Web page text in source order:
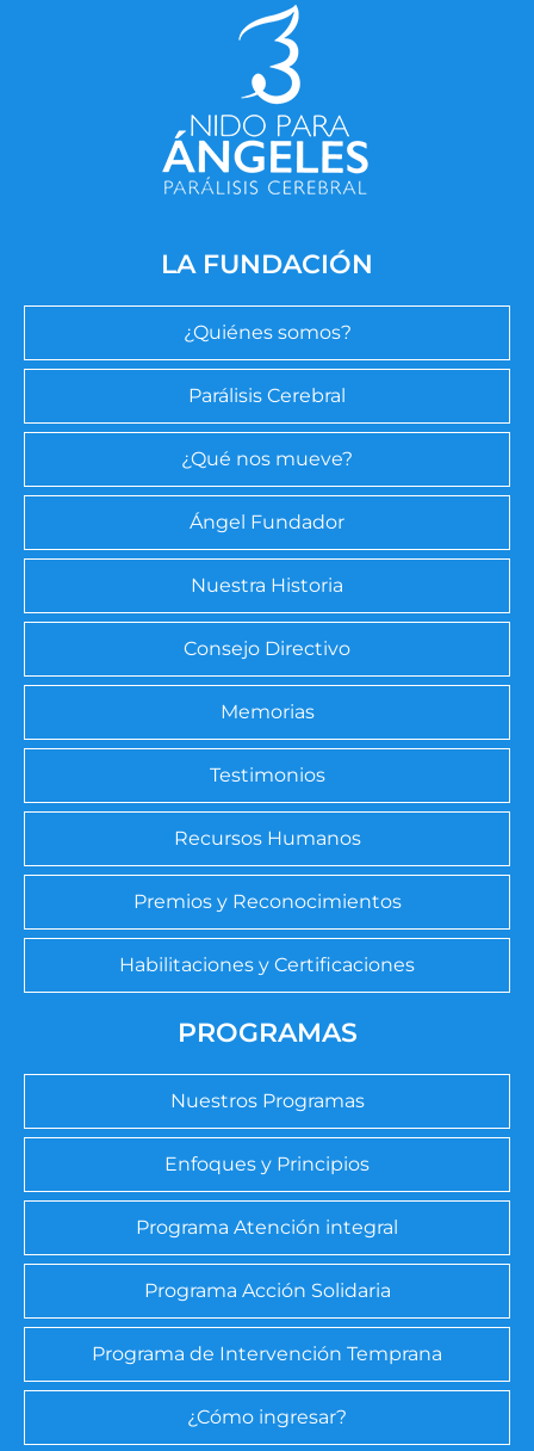
LA FUNDACIÓN
¿Quiénes somos?
Parálisis Cerebral
¿Qué nos mueve?
Ángel Fundador
Nuestra Historia
Consejo Directivo
Memorias
Testimonios
Recursos Humanos
Premios y Reconocimientos
Habilitaciones y Certificaciones
PROGRAMAS
Nuestros Programas
Enfoques y Principios
Programa Atención integral
Programa Acción Solidaria
Programa de Intervención Temprana
¿Cómo ingresar?